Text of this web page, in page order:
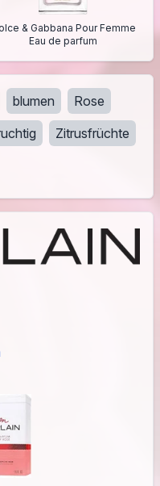
& Gabbana Pour Femme
Eau de parfum
blumen
Rose
Zitrusfrüchte